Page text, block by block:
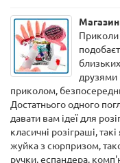
Магазин
Приколи
друзями
приколом,
Достатнього одного
давати вам ідеї для
класичні розіграші,
жуйка з сюрпризом,
ручки, еспандера,